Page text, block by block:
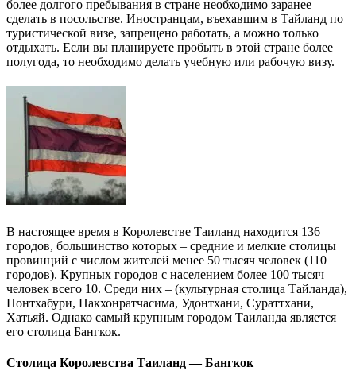
более долгого пребывания в стране необходимо заранее
сделать в посольстве. Иностранцам, въехавшим в Тайланд по
туристической визе, запрещено работать, а можно только
отдыхать. Если вы планируете пробыть в этой стране более
полугода, то необходимо делать учебную или рабочую визу.
В настоящее время в Королевстве Таиланд находится 136
городов, большинство которых – средние и мелкие столицы
провинций с числом жителей менее 50 тысяч человек (110
городов). Крупных городов с населением более 100 тысяч
человек всего 10. Среди них – (культурная столица Тайланда),
Нонтхабури, Накхонратчасима, Удонтхани, Сураттхани,
Хатьяй. Однако самый крупным городом Таиланда является
его столица Бангкок.
Столица Королевства Таиланд — Бангкок